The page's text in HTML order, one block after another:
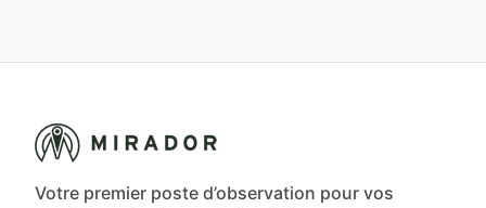
Votre premier poste d’observation pour vos